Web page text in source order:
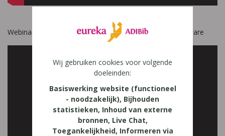
Webinar | Aan de slag met ADIBoeken en Voorleessoftware
Wij gebruiken cookies voor volgende
doeleinden:
Basiswerking website (functioneel
- noodzakelijk), Bijhouden
statistieken, Inhoud van externe
bronnen, Live Chat,
Toegankelijkheid, Informeren via